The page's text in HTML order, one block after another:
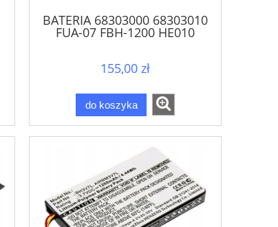
BATERIA 68303000 68303010
FUA-07 FBH-1200 HE010
155,00 zł
do koszyka